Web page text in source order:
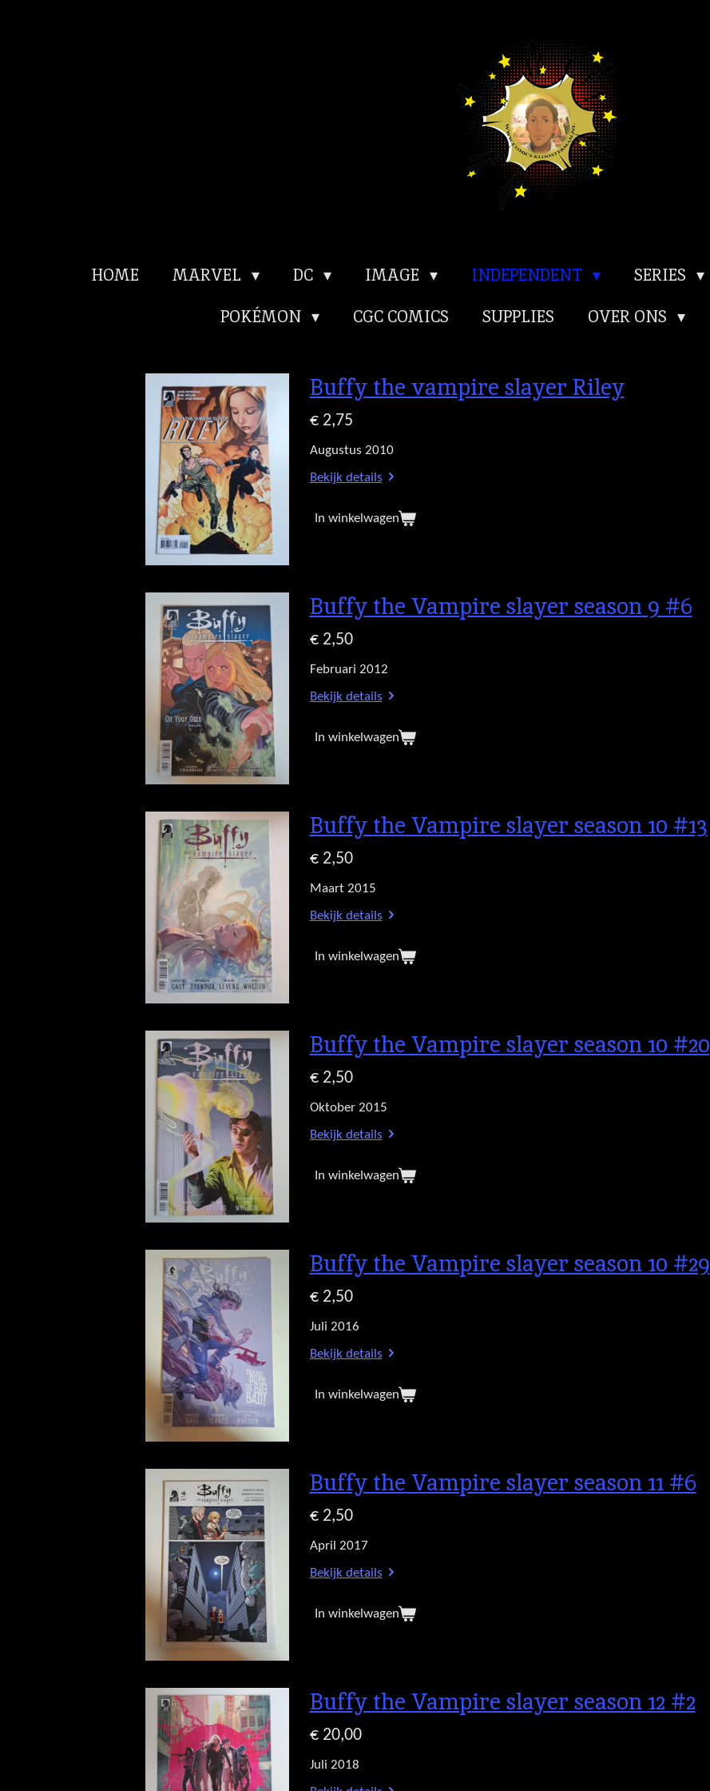
HOME MARVEL DC IMAGE INDEPENDENT SERIES
POKÉMON
CGC COMICS SUPPLIES OVER ONS
Buffy the vampire slayer Riley
€ 2,75
Augustus 2010
Bekijk details
In winkelwagen
Buffy the Vampire slayer season 9 #6
€ 2,50
Februari 2012
Bekijk details
In winkelwagen
Buffy the Vampire slayer season 10 #13
€ 2,50
Maart 2015
Bekijk details
In winkelwagen
Buffy the Vampire slayer season 10 #20
€ 2,50
Oktober 2015
Bekijk details
In winkelwagen
Buffy the Vampire slayer season 10 #29
€ 2,50
Juli 2016
Bekijk details
In winkelwagen
Buffy the Vampire slayer season 11 #6
€ 2,50
April 2017
Bekijk details
In winkelwagen
Buffy the Vampire slayer season 12 #2
€ 20,00
Juli 2018